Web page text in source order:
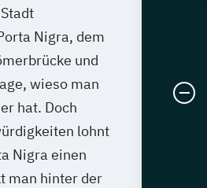
Nigra, dem
und
wieso man
hat. Doch
lohnt
Nigra einen
man hinter der